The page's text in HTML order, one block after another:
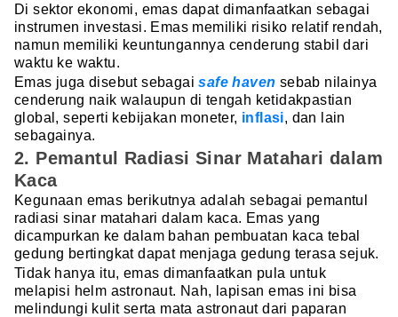
Di sektor ekonomi, emas dapat dimanfaatkan sebagai
instrumen investasi. Emas memiliki risiko relatif rendah,
namun memiliki keuntungannya cenderung stabil dari
waktu ke waktu.
Emas juga disebut sebagaisafe haven sebab nilainya
cenderung naik walaupun di tengah ketidakpastian
global, seperti kebijakan moneter, inflasi, dan lain
sebagainya.
2. Pemantul Radiasi Sinar Matahari dalam
Kaca
Kegunaan emas berikutnya adalah sebagai pemantul
radiasi sinar matahari dalam kaca. Emas yang
dicampurkan ke dalam bahan pembuatan kaca tebal
gedung bertingkat dapat menjaga gedung terasa sejuk.
Tidak hanya itu, emas dimanfaatkan pula untuk
melapisi helm astronaut. Nah, lapisan emas ini bisa
melindungi kulit serta mata astronaut dari paparan